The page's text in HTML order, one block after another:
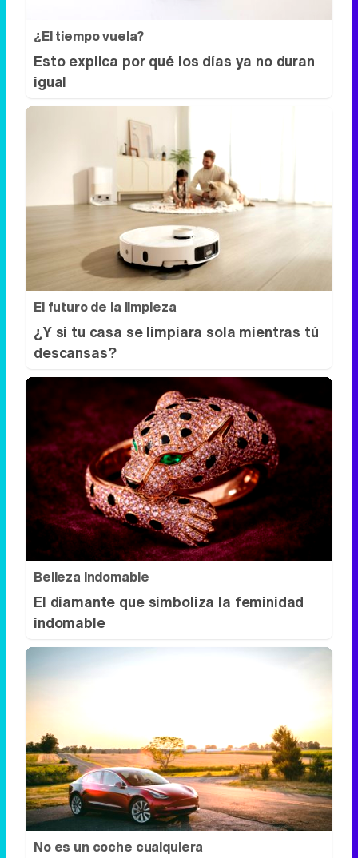
El futuro de la limpieza
¿Y si tu casa se limpiara sola mientras tú
descansas?
Belleza indomable
El diamante que simboliza la feminidad
indomable
No es un coche cualquiera
Este coche te hará olvidar el sofá de tu
casa